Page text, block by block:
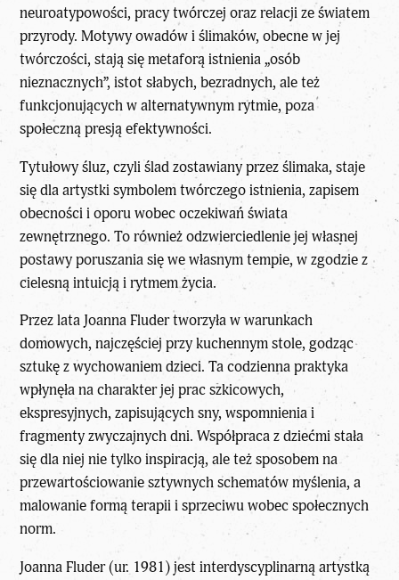
neuroatypowości, pracy twórczej oraz relacji ze światem
przyrody. Motywy owadów i ślimaków, obecne w jej
twórczości, stają się metaforą istnienia „osób
nieznacznych”, istot słabych, bezradnych, ale też
funkcjonujących w alternatywnym rytmie, poza
społeczną presją efektywności.
Tytułowy śluz, czyli ślad zostawiany przez ślimaka, staje
się dla artystki symbolem twórczego istnienia, zapisem
obecności i oporu wobec oczekiwań świata
zewnętrznego. To również odzwierciedlenie jej własnej
postawy poruszania się we własnym tempie, w zgodzie z
cielesną intuicją i rytmem życia.
Przez lata Joanna Fluder tworzyła w warunkach
domowych, najczęściej przy kuchennym stole, godząc
sztukę z wychowaniem dzieci. Ta codzienna praktyka
wpłynęła na charakter jej prac szkicowych,
ekspresyjnych, zapisujących sny, wspomnienia i
fragmenty zwyczajnych dni. Współpraca z dziećmi stała
się dla niej nie tylko inspiracją, ale też sposobem na
przewartościowanie sztywnych schematów myślenia, a
malowanie formą terapii i sprzeciwu wobec społecznych
norm.
Joanna Fluder (ur. 1981) jest interdyscyplinarną artystką